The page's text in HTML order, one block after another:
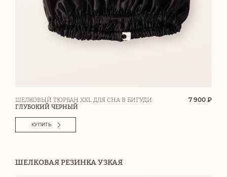
ШЕЛКОВЫЙ ТЮРБАН XXL ДЛЯ СНА В БИГУДИ
ГЛУБОКИЙ ЧЕРНЫЙ
7 900 ₽
КУПИТЬ
ШЕЛКОВАЯ РЕЗИНКА УЗКАЯ